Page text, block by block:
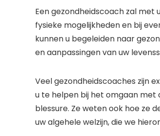
Een gezondheidscoach zal
fysieke mogelijkheden en bij
kunnen u begeleiden naar
en aanpassingen van uw
Veel gezondheidscoaches zijn
u te helpen bij het omgaan met
blessure. Ze weten ook hoe ze
uw algehele welzijn, die we